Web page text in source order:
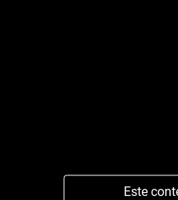
Este